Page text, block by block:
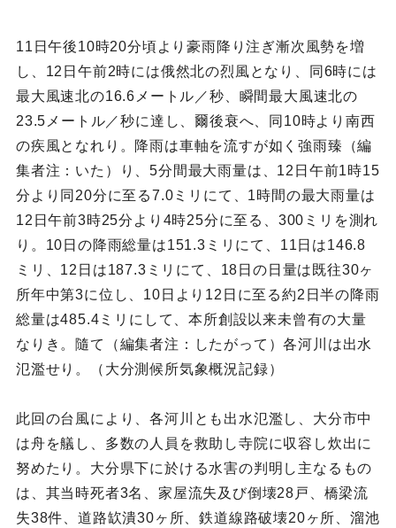
11日午後10時20分頃より豪雨降り注ぎ漸次風勢を増
し、12日午前2時には俄然北の烈風となり、同6時には
最大風速北の16.6メートル／秒、瞬間最大風速北の
23.5メートル／秒に達し、爾後衰へ、同10時より南西
の疾風となれり。降雨は車軸を流すが如く強雨臻（編
集者注：いた）り、5分間最大雨量は、12日午前1時15
分より同20分に至る7.0ミリにて、1時間の最大雨量は
12日午前3時25分より4時25分に至る、300ミリを測れ
り。10日の降雨総量は151.3ミリにて、11日は146.8
ミリ、12日は187.3ミリにて、18日の日量は既往30ヶ
所年中第3に位し、10日より12日に至る約2日半の降雨
総量は485.4ミリにして、本所創設以来未曾有の大量
なりき。隨て（編集者注：したがって）各河川は出水
氾濫せり。（大分測候所気象概況記録）
此回の台風により、各河川とも出水氾濫し、大分市中
は舟を艤し、多数の人員を救助し寺院に収容し炊出に
努めたり。大分県下に於ける水害の判明し主なるもの
は、其当時死者3名、家屋流失及び倒壊28戸、橋梁流
失38件、道路缼潰30ヶ所、鉄道線路破壊20ヶ所、溜池